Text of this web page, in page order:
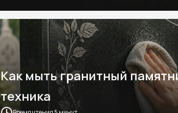
Как мыть гранитный
техника